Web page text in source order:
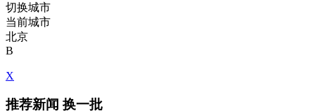
切换城市
当前城市
北京
B
X
推荐新闻 换一批